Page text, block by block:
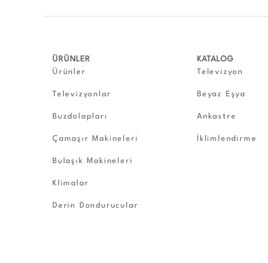
ÜRÜNLER
Ürünler
Televizyonlar
Buzdolapları
Çamaşır Makineleri
Bulaşık Makineleri
Klimalar
Derin Dondurucular
KATALOG
Televizyon
Beyaz Eşya
Ankastre
İklimlendirme